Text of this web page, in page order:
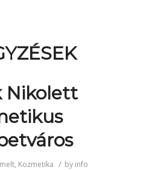
Nikolett
, Kozmetika / by info